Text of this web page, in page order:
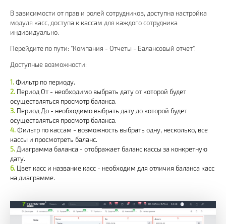
В зависимости от прав и ролей сотрудников, доступна настройка
модуля касс, доступа к кассам для каждого сотрудника
индивидуально.
Перейдите по пути: "Компания - Отчеты - Балансовый отчет".
Доступные возможности:
Фильтр по периоду.
Период От - необходимо выбрать дату от которой будет
осуществляться просмотр баланса.
Период До - необходимо выбрать дату до которой будет
осуществляться просмотр баланса.
Фильтр по кассам - возможность выбрать одну, несколько, все
кассы и просмотреть баланс.
Диаграмма баланса - отображает баланс кассы за конкретную
дату.
Цвет касс и название касс - необходим для отличия баланса касс
на диаграмме.